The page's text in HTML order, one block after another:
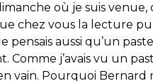
où je suis venue,
chez vous la lecture
pensais aussi qu’un
Comme j’avais vu un
vain. Pourquoi Bernard